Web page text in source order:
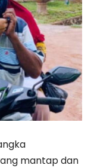
mantap dan